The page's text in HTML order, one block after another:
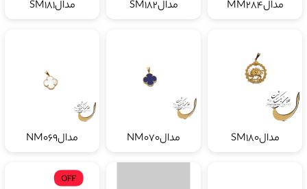
مدالSM180 مدالNM070 مدالNM069